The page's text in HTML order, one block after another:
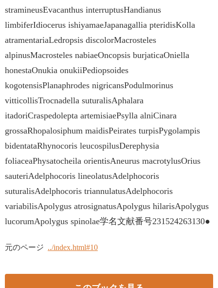
stramineusEvacanthus interruptusHandianus
limbiferIdiocerus ishiyamaeJapanagallia pteridisKolla
atramentariaLedropsis discolorMacrosteles
alpinusMacrosteles nabiaeOncopsis burjaticaOniella
honestaOnukia onukiiPediopsoides
kogotensisPlanaphrodes nigricansPodulmorinus
vitticollisTrocnadella suturalisAphalara
itadoriCraspedolepta artemisiaePsylla alniCinara
grossaRhopalosiphum maidisPeirates turpisPygolampis
bidentataRhynocoris leucospilusDerephysia
foliaceaPhysatocheila orientisAneurus macrotylusOrius
sauteriAdelphocoris lineolatusAdelphocoris
suturalisAdelphocoris triannulatusAdelphocoris
variabilisApolygus atrosignatusApolygus hilarisApolygus
lucorumApolygus spinolae学名文献番号231524263130●
元のページ ../index.html#10